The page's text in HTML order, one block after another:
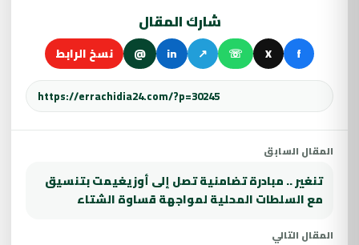
شارك المقال
f
X
☏
↗
in
@ نسخ الرابط
المقال السابق
تنغير .. مبادرة تضامنية تصل إلى أوزيغيمت بتنسيق
مع السلطات المحلية لمواجهة قساوة الشتاء
المقال التالي